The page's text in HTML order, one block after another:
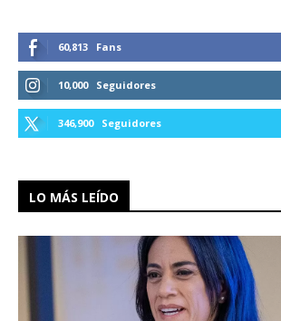
60,813 Fans
10,000 Seguidores
346,900 Seguidores
LO MÁS LEÍDO